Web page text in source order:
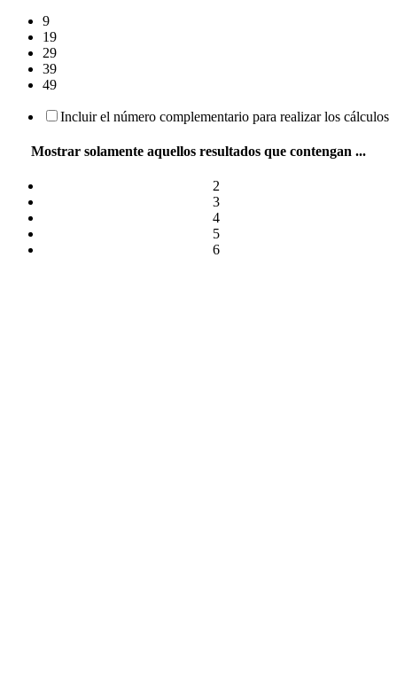
9
19
29
39
49
Incluir el número complementario para realizar los cálculos
Mostrar solamente aquellos resultados que contengan ...
2
3
4
5
6